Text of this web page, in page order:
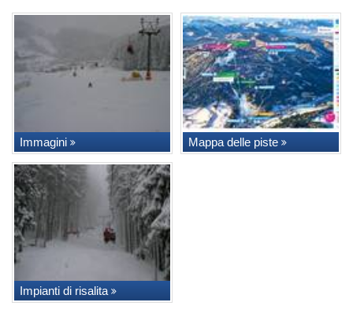
Immagini Mappa delle piste
Impianti di risalita